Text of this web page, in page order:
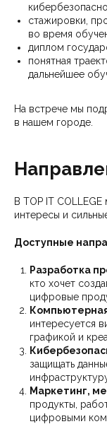
стажировки,
во время
диплом
понятная
дальнейшее
На встрече мы
в нашем городе.
В TOP IT
интересы и
Доступные
Разработка
кто хочет
цифровые
интересуется
графикой и
защищать
Маркетинг,
продукты,
цифровыми